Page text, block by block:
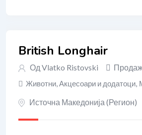
British Longhair
Од Vlatko Ristovski
Животни, Акцесоари и додатоци,
Источна Македонија (Регион)